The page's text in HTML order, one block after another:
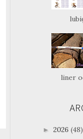
liner
► 2026 (48)